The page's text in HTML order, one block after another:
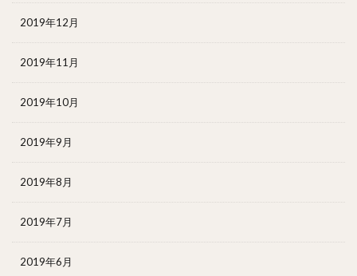
2019年12月
2019年11月
2019年10月
2019年9月
2019年8月
2019年7月
2019年6月